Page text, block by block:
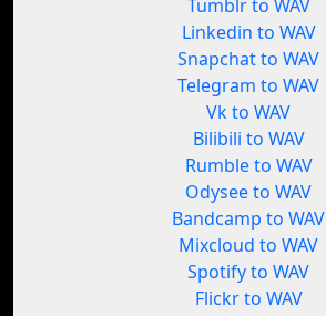
Tumblr to WAV
Linkedin to WAV
Snapchat to WAV
Telegram to WAV
Vk to WAV
Bilibili to WAV
Rumble to WAV
Odysee to WAV
Bandcamp to WAV
Mixcloud to WAV
Spotify to WAV
Flickr to WAV